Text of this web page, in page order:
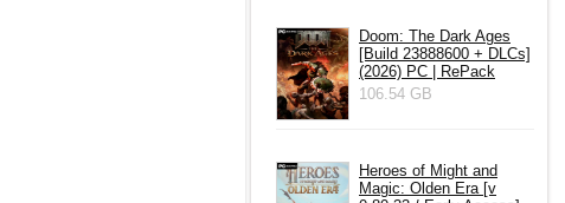
Doom: The Dark Ages
[Build 23888600 + DLCs]
(2026) PC | RePack
106.54 GB
Heroes of Might and
Magic: Olden Era [v